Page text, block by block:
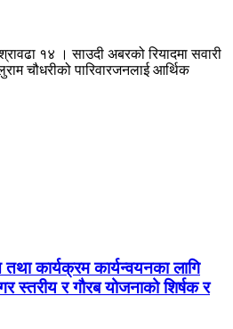
१४ । साउदी अबरको रियादमा सवारी
चौधरीको पारिवारजनलाई आर्थिक
तथा कार्यक्रम कार्यन्वयनका लागि
स्तरीय र गौरब योजनाको शिर्षक र